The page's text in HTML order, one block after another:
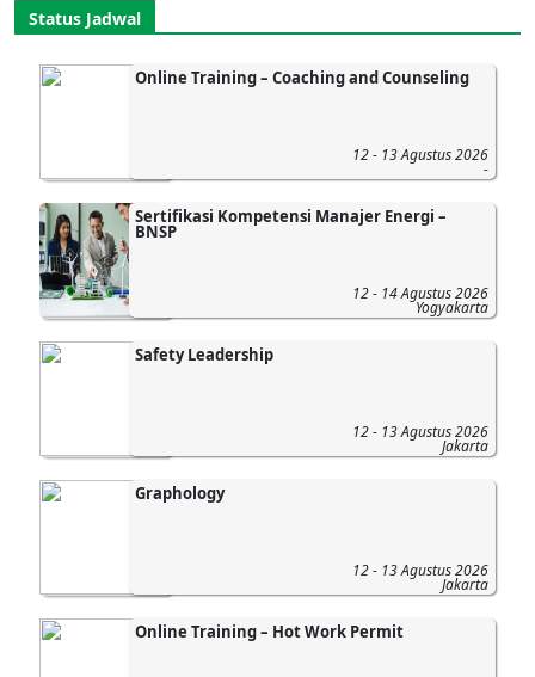
Status Jadwal
Online Training – Coaching and Counseling
12 - 13 Agustus 2026
-
Sertifikasi Kompetensi Manajer Energi –
BNSP
12 - 14 Agustus 2026
Yogyakarta
Safety Leadership
12 - 13 Agustus 2026
Jakarta
Graphology
12 - 13 Agustus 2026
Jakarta
Online Training – Hot Work Permit